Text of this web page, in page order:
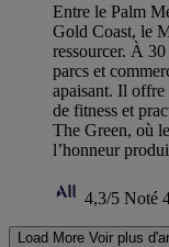
Entre le Palm
Gold Coast, le
ressourcer. À 30
parcs et
apaisant. Il offre
de fitness et
The Green, où
l’honneur
4,3/5 Noté
Load More Voir plus